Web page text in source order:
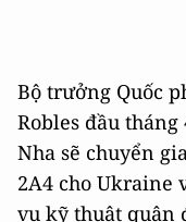
Bộ trưởng Quốc
Robles đầu
Nha sẽ chuyển
2A4 cho Ukraine
vụ kỹ thuật quân